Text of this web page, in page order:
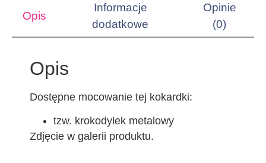
Opis
Informacje
dodatkowe
Opinie
(0)
Opis
Dostępne mocowanie tej kokardki:
tzw. krokodylek metalowy
Zdjęcie w galerii produktu.